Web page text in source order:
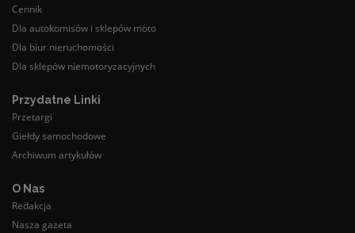
Cennik
Dla autokomisów i sklepów moto
Dla biur nieruchomości
Dla sklepów niemotoryzacyjnych
Przydatne Linki
Przetargi
Giełdy samochodowe
Archiwum artykułów
O Nas
Redakcja
Nasza gazeta